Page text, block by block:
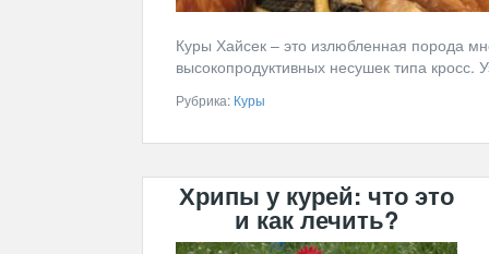
Куры Хайсек – это излюбленная порода
высокопродуктивных несушек типа кросс.
Рубрика: Куры
Хрипы у курей: что это
и как лечить?